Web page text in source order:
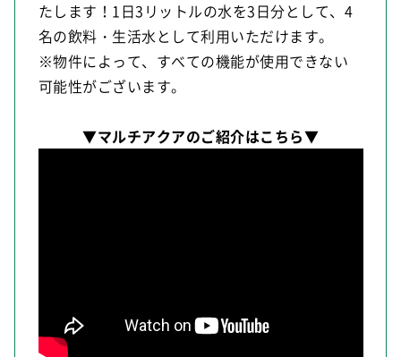
たします！1日3リットルの水を3日分として、4
名の飲料・生活水として利用いただけます。
※物件によって、すべての機能が使用できない
可能性がございます。
▼マルチアクアのご紹介はこちら▼